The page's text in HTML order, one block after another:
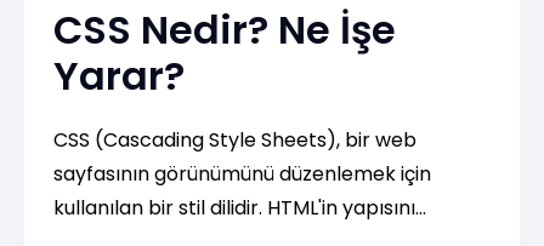
CSS Nedir? Ne İşe
Yarar?
CSS (Cascading Style Sheets), bir web
sayfasının görünümünü düzenlemek için
kullanılan bir stil dilidir. HTML'in yapısını